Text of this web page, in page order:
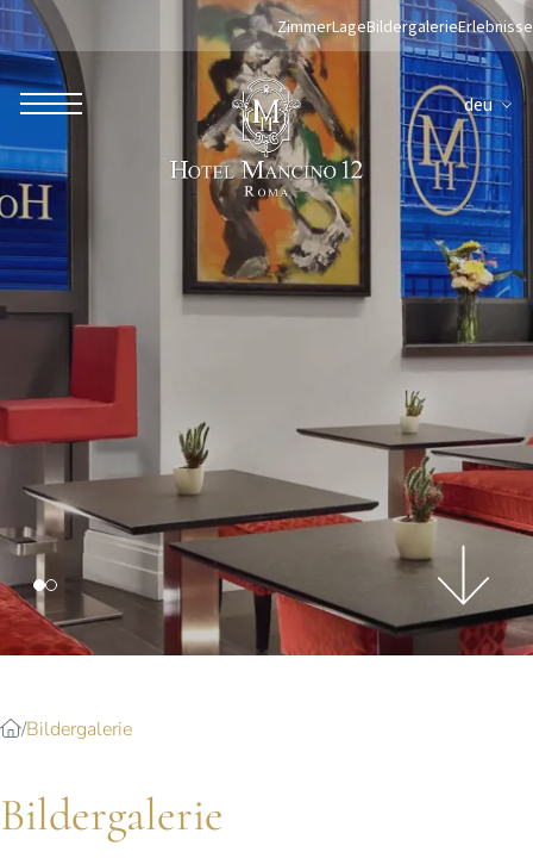
ROBERTO NALDI COLLECTION
ROM
Parco dei Principi Grand Hotel & Spa
Hotel Splendide Royal Roma
Mirabelle Restaurant
Adèle Mixology Lounge
LUGANO
Hotel Splendide Royal Lugano
Splendide Lifestyle Spa
I Due Sud Restaurant
La Veranda Restaurant
Tosca Restaurant
ZimmerLageBildergalerieErlebnisse
deu
Bildergalerie
Bildergalerie